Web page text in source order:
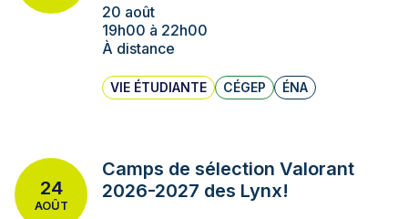
20 août
19h00 à 22h00
À distance
VIE ÉTUDIANTE CÉGEP ÉNA
24
AOÛT
Camps de sélection Valorant
2026-2027 des Lynx!